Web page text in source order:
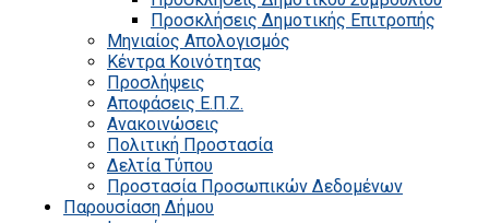
Προσκλήσεις Δημοτικής Επιτροπής
Μηνιαίος Απολογισμός
Κέντρα Κοινότητας
Προσλήψεις
Αποφάσεις Ε.Π.Ζ.
Ανακοινώσεις
Πολιτική Προστασία
Δελτία Τύπου
Προστασία Προσωπικών Δεδομένων
Παρουσίαση Δήμου